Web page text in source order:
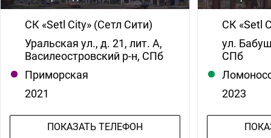
СК «Setl City» (Сетл Сити)
Уральская ул., д. 21, лит. А,
Василеостровский р-н, СПб
Приморская
2021
ПОКАЗАТЬ ТЕЛЕФОН
СК «Setl
ул.
СПб
2023